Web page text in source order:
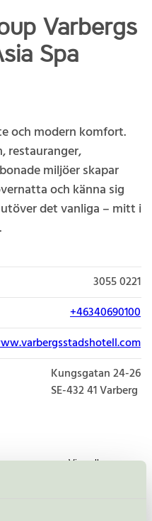
Varbergs
Spa
och modern komfort.
restauranger,
miljöer skapar
och känna sig
det vanliga – mitt i
3055 0221
+46340690100
Kungsgatan 24-26
SE-432 41Varberg